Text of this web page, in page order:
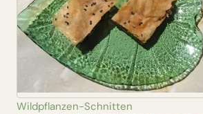
Wildpflanzen-Schnitten